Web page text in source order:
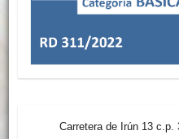
Carretera de Irún 13 c.p.